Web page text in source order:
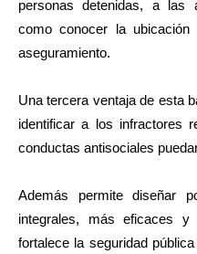
personas detenidas, a las
como conocer la
aseguramiento.
Una tercera ventaja de esta
identificar a los infractores
conductas antisociales
Además permite diseñar
integrales, más eficaces
fortalece la seguridad